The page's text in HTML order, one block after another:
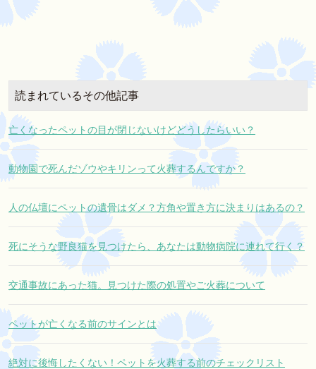
読まれているその他記事
亡くなったペットの目が閉じないけどどうしたらいい？
動物園で死んだゾウやキリンって火葬するんですか？
人の仏壇にペットの遺骨はダメ？方角や置き方に決まりはあるの？
死にそうな野良猫を見つけたら、あなたは動物病院に連れて行く？
交通事故にあった猫。見つけた際の処置やご火葬について
ペットが亡くなる前のサインとは
絶対に後悔したくない！ペットを火葬する前のチェックリスト